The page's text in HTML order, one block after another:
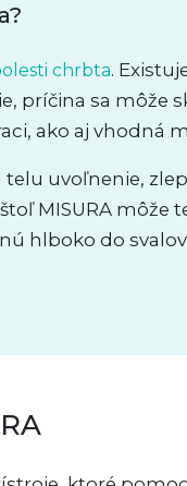
chrbta.
príčina sa
ako aj vhodná
telu uvoľnenie,
MISURA
hlboko do